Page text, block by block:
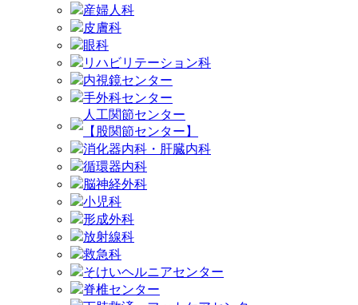
産婦人科
皮膚科
眼科
リハビリテーション科
内視鏡センター
手外科センター
人工関節センター
【股関節センター】
消化器内科・肝臓内科
循環器内科
脳神経外科
小児科
形成外科
放射線科
救急科
そけいヘルニアセンター
脊椎センター